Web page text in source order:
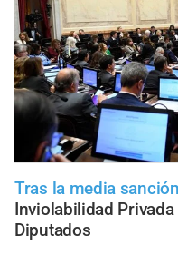
Tras la media
Inviolabilidad
Diputados